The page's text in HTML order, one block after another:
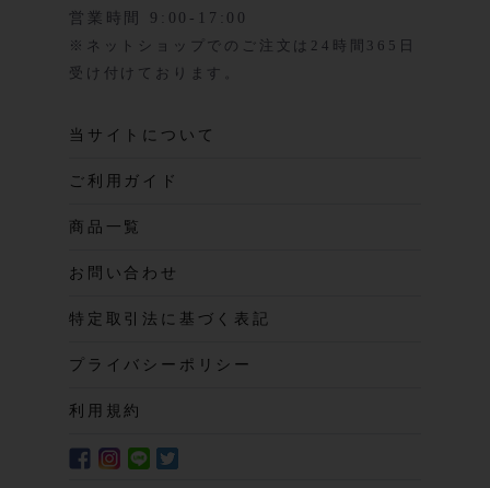
営業時間 9:00-17:00
※ネットショップでのご注文は24時間365日
受け付けております。
当サイトについて
ご利用ガイド
商品一覧
お問い合わせ
特定取引法に基づく表記
プライバシーポリシー
利用規約